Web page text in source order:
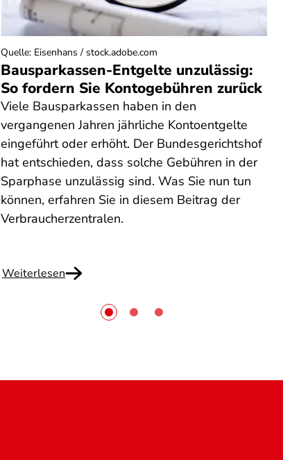
Bausparkassen-Entgelte unzulässig:
So fordern Sie Kontogebühren zurück
Viele Bausparkassen haben in den
vergangenen Jahren jährliche Kontoentgelte
eingeführt oder erhöht. Der Bundesgerichtshof
hat entschieden, dass solche Gebühren in der
Sparphase unzulässig sind. Was Sie nun tun
können, erfahren Sie in diesem Beitrag der
Verbraucherzentralen.
Weiterlesen
Quelle: Eisenhans / stock.adobe.com